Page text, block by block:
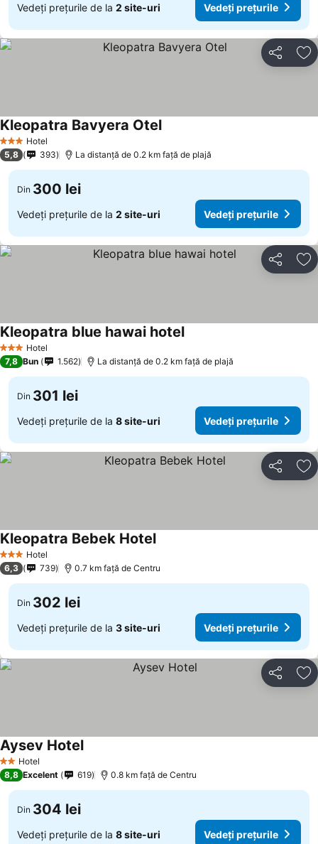
Vedeți prețurile de la 2 site-uri Vedeți prețurile
Distribuiți
3 SteleHotel
Kleopatra Bavyera OtelVedeți prețurile
5,8 393 La distanță de 0.2 km față de plajă
Din 300 lei
Vedeți prețurile de la 2 site-uri Vedeți prețurile
Distribuiți
3 SteleHotel
Kleopatra blue hawai hotelVedeți prețurile
7,8 Bun 1.562 La distanță de 0.2 km față de plajă
Din 301 lei
Vedeți prețurile de la 8 site-uri Vedeți prețurile
Distribuiți
3 SteleHotel
Kleopatra Bebek HotelVedeți prețurile
6,3 739 0.7 km faţă de Centru
Din 302 lei
Vedeți prețurile de la 3 site-uri Vedeți prețurile
Distribuiți
2 SteleHotel
Aysev HotelVedeți prețurile
8,8 Excelent 619 0.8 km faţă de Centru
Din 304 lei
Vedeți prețurile de la 8 site-uri Vedeți prețurile